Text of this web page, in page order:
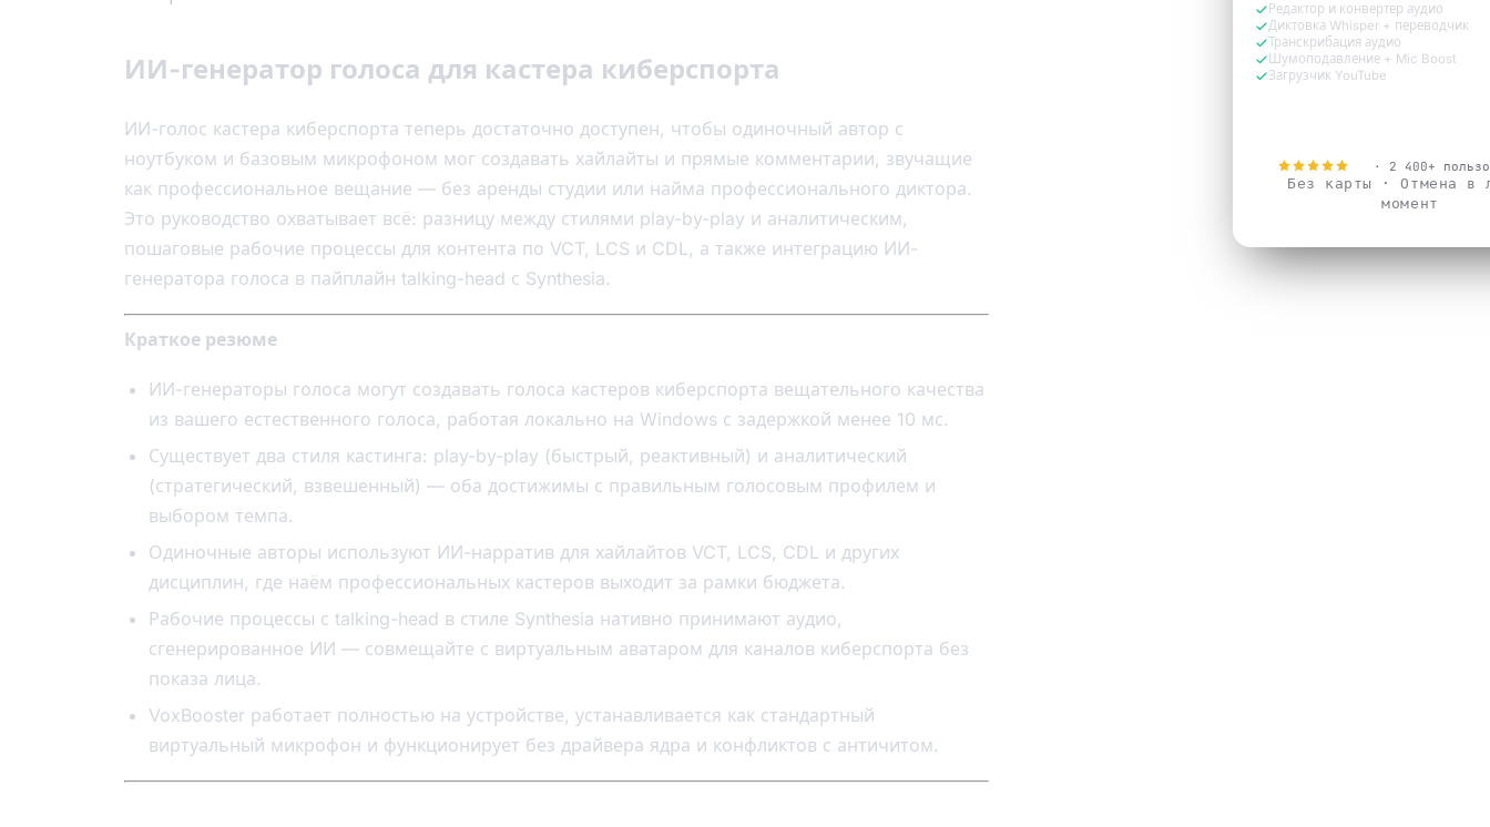
ИИ-генератор голоса для кастера киберспорта
ИИ-голос кастера киберспорта теперь достаточно доступен, чтобы одиночный автор с
ноутбуком и базовым микрофоном мог создавать хайлайты и прямые комментарии, звучащие
как профессиональное вещание — без аренды студии или найма профессионального диктора.
Это руководство охватывает всё: разницу между стилями play-by-play и аналитическим,
пошаговые рабочие процессы для контента по VCT, LCS и CDL, а также интеграцию ИИ-
генератора голоса в пайплайн talking-head с Synthesia.
Краткое резюме
ИИ-генераторы голоса могут создавать голоса кастеров киберспорта вещательного качества
из вашего естественного голоса, работая локально на Windows с задержкой менее 10 мс.
Существует два стиля кастинга: play-by-play (быстрый, реактивный) и аналитический
(стратегический, взвешенный) — оба достижимы с правильным голосовым профилем и
выбором темпа.
Одиночные авторы используют ИИ-нарратив для хайлайтов VCT, LCS, CDL и других
дисциплин, где наём профессиональных кастеров выходит за рамки бюджета.
Рабочие процессы с talking-head в стиле Synthesia нативно принимают аудио,
сгенерированное ИИ — совмещайте с виртуальным аватаром для каналов киберспорта без
показа лица.
VoxBooster работает полностью на устройстве, устанавливается как стандартный
виртуальный микрофон и функционирует без драйвера ядра и конфликтов с античитом.
Редактор и конвертер аудио
Диктовка Whisper + переводчик
Транскрибация аудио
Шумоподавление + Mic Boost
Загрузчик YouTube
· 2 400+
Без карты · Отмена в
момент